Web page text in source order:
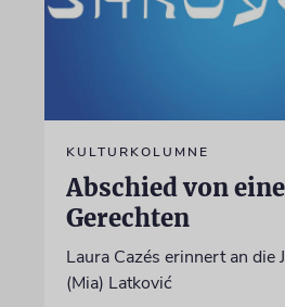
KULTURKOLUMNE
Abschied von
Gerechten
Laura Cazés erinnert an die
(Mia) Latković